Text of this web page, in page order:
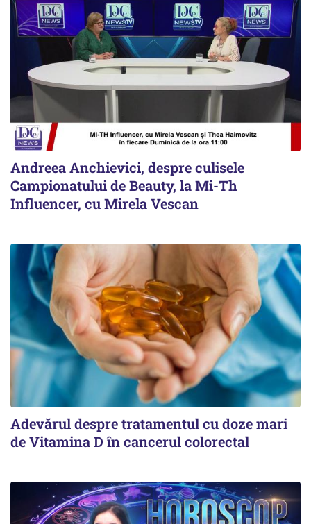
Andreea Anchievici, despre culisele
Campionatului de Beauty, la Mi-Th
Influencer, cu Mirela Vescan
Adevărul despre tratamentul cu doze mari
de Vitamina D în cancerul colorectal